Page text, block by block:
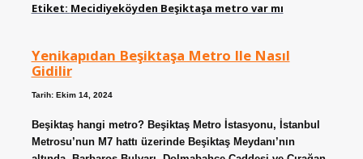
Etiket: Mecidiyeköyden Beşiktaşa metro var mı
Yenikapıdan Beşiktaşa Metro Ile Nasıl
Gidilir
Tarih: Ekim 14, 2024
Beşiktaş hangi metro? Beşiktaş Metro İstasyonu, İstanbul
Metrosu’nun M7 hattı üzerinde Beşiktaş Meydanı’nın